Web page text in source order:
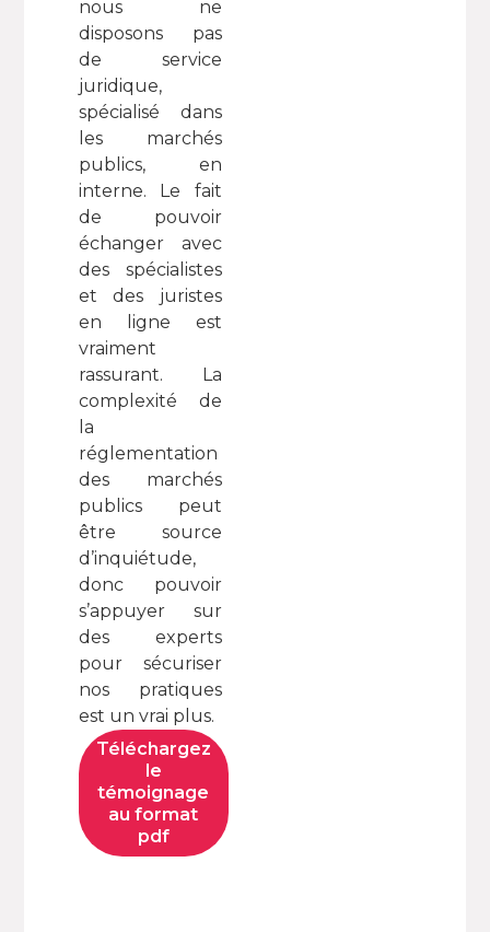
nous ne
disposons pas
de service
juridique,
spécialisé dans
les marchés
publics, en
interne. Le fait
de pouvoir
échanger avec
des spécialistes
et des juristes
en ligne est
vraiment
rassurant. La
complexité de
la
réglementation
des marchés
publics peut
être source
d’inquiétude,
donc pouvoir
s’appuyer sur
des experts
pour sécuriser
nos pratiques
est un vrai plus.
Téléchargez
le
témoignage
au format
pdf